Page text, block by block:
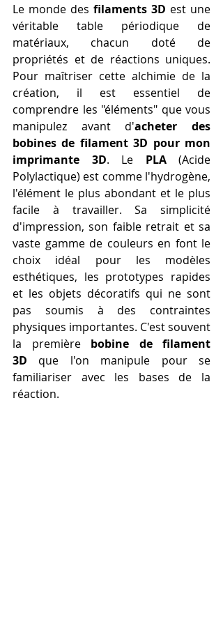
Le monde des filaments 3D est une
véritable table périodique de
matériaux, chacun doté de
propriétés et de réactions uniques.
Pour maîtriser cette alchimie de la
création, il est essentiel de
comprendre les "éléments" que vous
manipulez avant d'acheter des
bobines de filament 3D pour mon
imprimante 3D. Le PLA (Acide
Polylactique) est comme l'hydrogène,
l'élément le plus abondant et le plus
facile à travailler. Sa simplicité
d'impression, son faible retrait et sa
vaste gamme de couleurs en font le
choix idéal pour les modèles
esthétiques, les prototypes rapides
et les objets décoratifs qui ne sont
pas soumis à des contraintes
physiques importantes. C'est souvent
la première bobine de filament
3D que l'on manipule pour se
familiariser avec les bases de la
réaction.